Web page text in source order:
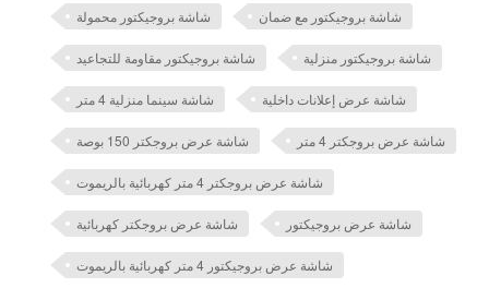
شاشة بروجيكتور محمولة شاشة بروجيكتور مع ضمان
شاشة بروجيكتور مقاومة للتجاعيد شاشة بروجيكتور منزلية
شاشة سينما منزلية 4 متر شاشة عرض إعلانات داخلية
شاشة عرض بروجكتر 150 بوصة شاشة عرض بروجكتر 4 متر
شاشة عرض بروجكتر 4 متر كهربائية بالريموت
شاشة عرض بروجكتر كهربائية شاشة عرض بروجيكتور
شاشة عرض بروجيكتور 4 متر كهربائية بالريموت